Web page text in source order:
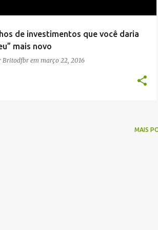
de investimentos que você daria
mais novo
Britodfbr em março 22, 2016
MAIS